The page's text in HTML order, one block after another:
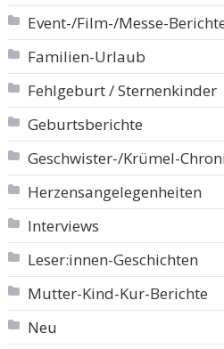
Event-/Film-/Messe-
Familien-Urlaub
Fehlgeburt / Sternenkinder
Geburtsberichte
Geschwister-/Krümel-
Herzensangelegenheiten
Interviews
Leser:innen-Geschichten
Mutter-Kind-Kur-Berichte
Neu